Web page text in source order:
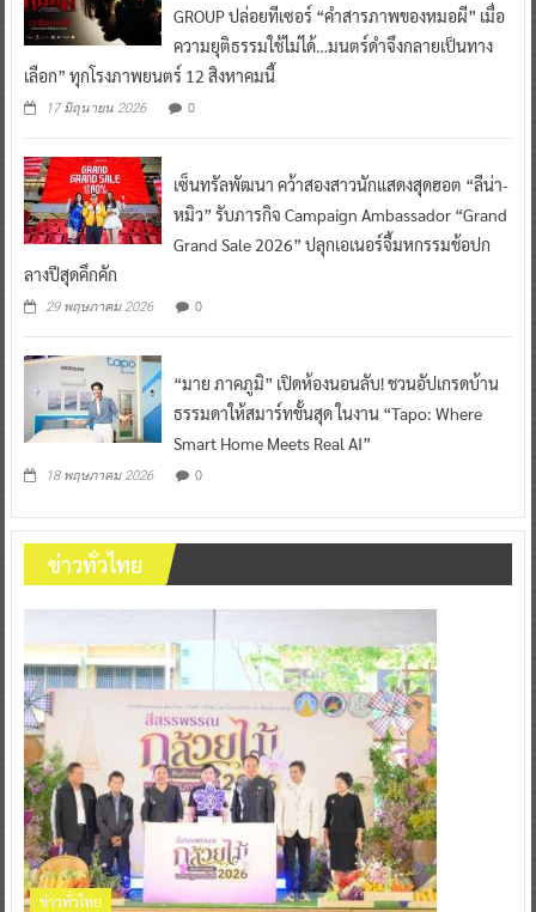
GROUP ปล่อยทีเซอร์ “คำสารภาพของหมอผี” เมื่อ
ความยุติธรรมใช้ไม่ได้…มนตร์ดำจึงกลายเป็นทาง
เลือก” ทุกโรงภาพยนตร์ 12 สิงหาคมนี้
17 มิถุนายน 2026 0
เซ็นทรัลพัฒนา คว้าสองสาวนักแสดงสุดฮอต “ลีน่า-
หมิว” รับภารกิจ Campaign Ambassador “Grand
Grand Sale 2026” ปลุกเอเนอร์จี้มหกรรมช้อปก
ลางปีสุดคึกคัก
29 พฤษภาคม 2026 0
“มาย ภาคภูมิ” เปิดห้องนอนลับ! ชวนอัปเกรดบ้าน
ธรรมดาให้สมาร์ทขั้นสุด ในงาน “Tapo: Where
Smart Home Meets Real AI”
18 พฤษภาคม 2026 0
ข่าวทั่วไทย
ข่าวทั่วไทย